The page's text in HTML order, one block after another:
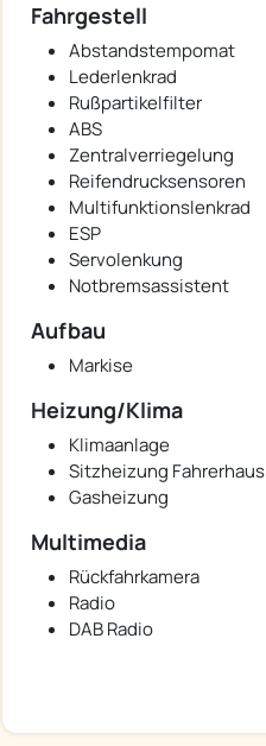
Fahrgestell
Abstandstempomat
Lederlenkrad
Rußpartikelfilter
ABS
Zentralverriegelung
Reifendrucksensoren
Multifunktionslenkrad
ESP
Servolenkung
Notbremsassistent
Aufbau
Markise
Heizung/Klima
Klimaanlage
Sitzheizung Fahrerhaus
Gasheizung
Multimedia
Rückfahrkamera
Radio
DAB Radio